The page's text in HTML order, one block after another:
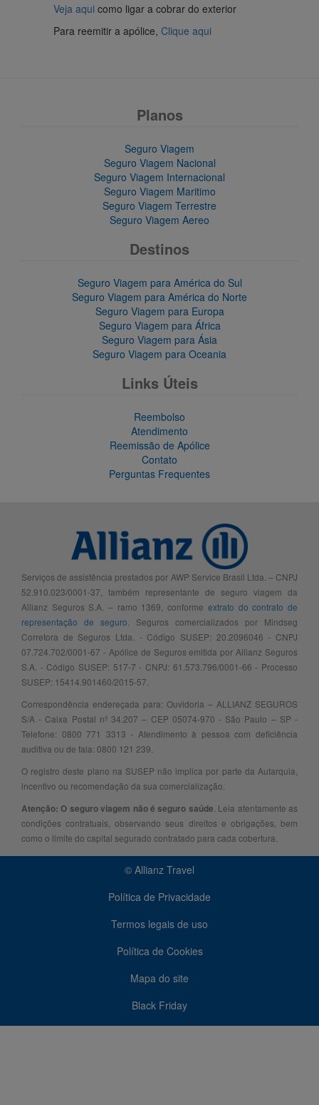
Veja aqui como ligar a cobrar do exterior
Para reemitir a apólice, Clique aqui
Planos
Seguro Viagem
Seguro Viagem Nacional
Seguro Viagem Internacional
Seguro Viagem Maritimo
Seguro Viagem Terrestre
Seguro Viagem Aereo
Destinos
Seguro Viagem para América do Sul
Seguro Viagem para América do Norte
Seguro Viagem para Europa
Seguro Viagem para África
Seguro Viagem para Ásia
Seguro Viagem para Oceania
Links Úteis
Reembolso
Atendimento
Reemissão de Apólice
Contato
Perguntas Frequentes
Serviços de assistência prestados por AWP Service Brasil Ltda. – CNPJ
52.910.023/0001-37, também representante de seguro viagem da
Allianz Seguros S.A. – ramo 1369, conforme extrato do contrato de
representação de seguro . Seguros comercializados por Mindseg
Corretora de Seguros Ltda. - Código SUSEP: 20.2096046 - CNPJ
07.724.702/0001-67 - Apólice de Seguros emitida por Allianz Seguros
S.A. - Código SUSEP: 517-7 - CNPJ: 61.573.796/0001-66 - Processo
SUSEP: 15414.901460/2015-57.
Correspondência endereçada para: Ouvidoria – ALLIANZ SEGUROS
S/A - Caixa Postal nº 34.207 – CEP 05074-970 - São Paulo – SP -
Telefone: 0800 771 3313 - Atendimento à pessoa com deficiência
auditiva ou de fala: 0800 121 239.
O registro deste plano na SUSEP não implica por parte da Autarquia,
incentivo ou recomendação da sua comercialização.
Atenção: O seguro viagem não é seguro saúde . Leia atentamente as
condições contratuais, observando seus direitos e obrigações, bem
como o limite do capital segurado contratado para cada cobertura.
© Allianz Travel
Política de Privacidade
Termos legais de uso
Política de Cookies
Mapa do site
Black Friday